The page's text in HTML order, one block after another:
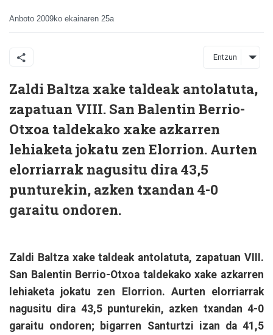
Anboto 2009ko ekainaren 25a
Entzun
Zaldi Baltza xake taldeak antolatuta,
zapatuan VIII. San Balentin Berrio-
Otxoa taldekako xake azkarren
lehiaketa jokatu zen Elorrion. Aurten
elorriarrak nagusitu dira 43,5
punturekin, azken txandan 4-0
garaitu ondoren.
Zaldi Baltza xake taldeak antolatuta, zapatuan VIII.
San Balentin Berrio-Otxoa taldekako xake azkarren
lehiaketa jokatu zen Elorrion. Aurten elorriarrak
nagusitu dira 43,5 punturekin, azken txandan 4-0
garaitu ondoren; bigarren Santurtzi izan da 41,5